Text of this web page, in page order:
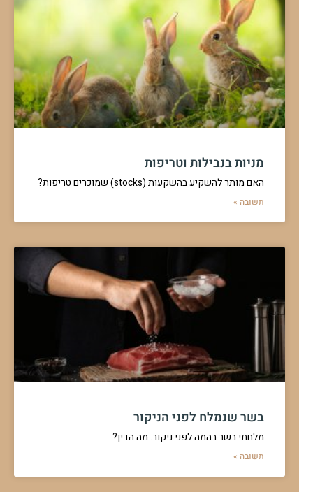
מניות בנבילות וטריפות
האם מותר להשקיע בהשקעות (stocks) שמוכרים טריפות?
תשובה »
בשר שנמלח לפני הניקור
מלחתי בשר בהמה לפני ניקור. מה הדין?
תשובה »